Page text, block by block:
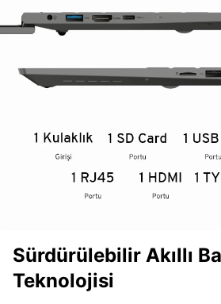
Sürdürülebilir Akıllı
Teknolojisi